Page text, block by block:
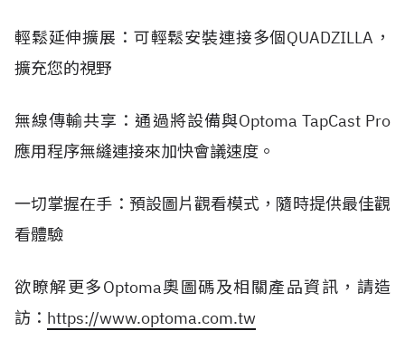
輕鬆延伸擴展：可輕鬆安裝連接多個QUADZILLA，
擴充您的視野
無線傳輸共享：通過將設備與Optoma TapCast Pro
應用程序無縫連接來加快會議速度。
一切掌握在手：預設圖片觀看模式，隨時提供最佳觀
看體驗
欲瞭解更多Optoma奧圖碼及相關產品資訊，請造
訪： https://www.optoma.com.tw